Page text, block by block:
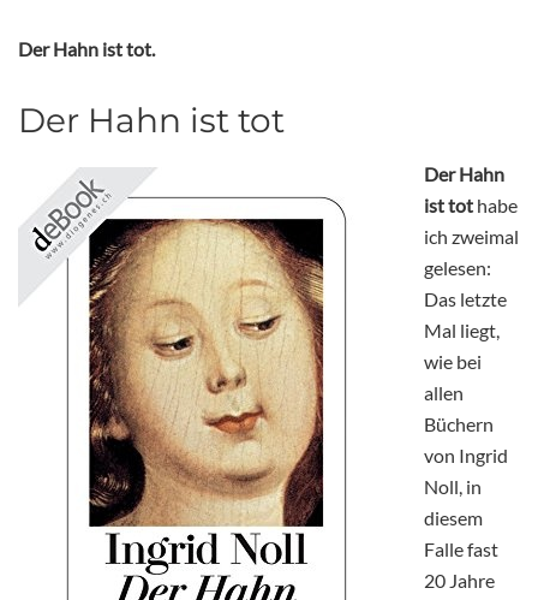
Der Hahn ist tot.
Der Hahn ist tot
Der Hahn
ist tot habe
ich zweimal
gelesen:
Das letzte
Mal liegt,
wie bei
allen
Büchern
von Ingrid
Noll, in
diesem
Falle fast
20 Jahre